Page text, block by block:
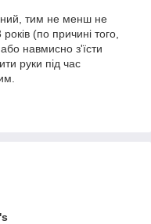
тим не менш не
(по причині того,
навмисно з'їсти
руки під час